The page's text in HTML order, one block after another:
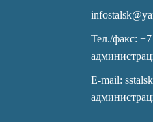
Тел./факс:
E-mail: